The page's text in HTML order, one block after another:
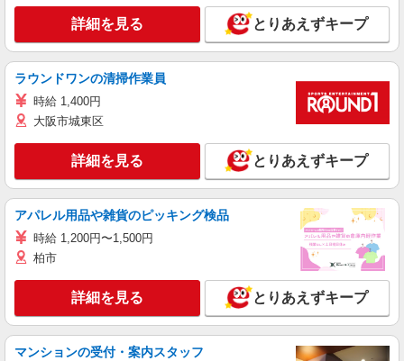
詳細を見る とりあえずキープ
ラウンドワンの清掃作業員
時給 1,400円
大阪市城東区
詳細を見る とりあえずキープ
アパレル用品や雑貨のピッキング検品
時給 1,200円〜1,500円
柏市
詳細を見る とりあえずキープ
マンションの受付・案内スタッフ